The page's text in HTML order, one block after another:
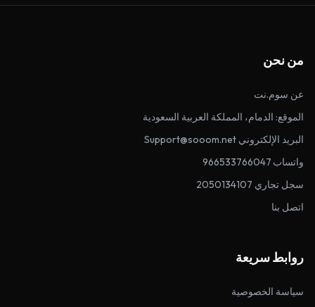
من نحن
عن سوم.نت
الموقع: الدمام، المملكة العربية السعودية
البريد الإلكتروني Support@sooom.net
واتساب 966533766047
سجل تجاري 2050134107
اتصل بنا
روابط سريعة
سياسة الخصوصية